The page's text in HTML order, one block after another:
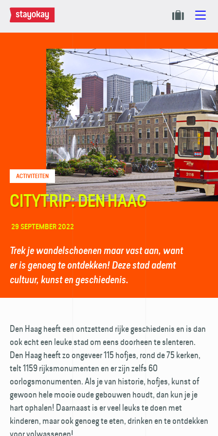
ACTIVITEITEN
CITYTRIP: DEN HAAG
29 SEPTEMBER 2022
Trek je wandelschoenen maar vast aan, want
er is genoeg te ontdekken! Deze stad ademt
cultuur, kunst en geschiedenis.
Den Haag heeft een ontzettend rijke geschiedenis en is dan
ook echt een leuke stad om eens doorheen te slenteren.
Den Haag heeft zo ongeveer 115 hofjes, rond de 75 kerken,
telt 1159 rijksmonumenten en er zijn zelfs 60
oorlogsmonumenten. Als je van historie, hofjes, kunst of
gewoon hele mooie oude gebouwen houdt, dan kun je je
hart ophalen! Daarnaast is er veel leuks te doen met
kinderen, maar ook genoeg te eten, drinken en te ontdekken